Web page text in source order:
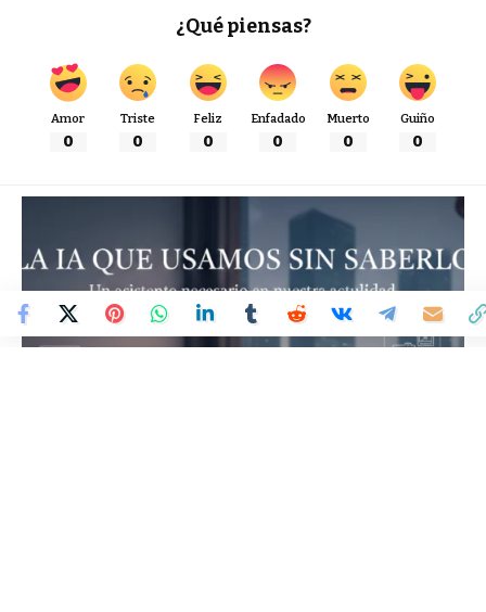
¿Qué piensas?
Amor
0
Triste
0
Feliz
0
Enfadado
0
Muerto
0
Guiño
0